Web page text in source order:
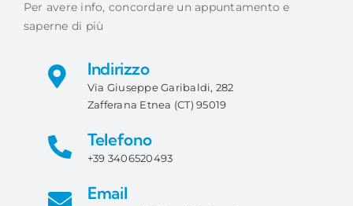
Per avere info, concordare un appuntamento e
saperne di più
Indirizzo
Via Giuseppe Garibaldi, 282
Zafferana Etnea (CT) 95019
Telefono
+39 3406520493
Email